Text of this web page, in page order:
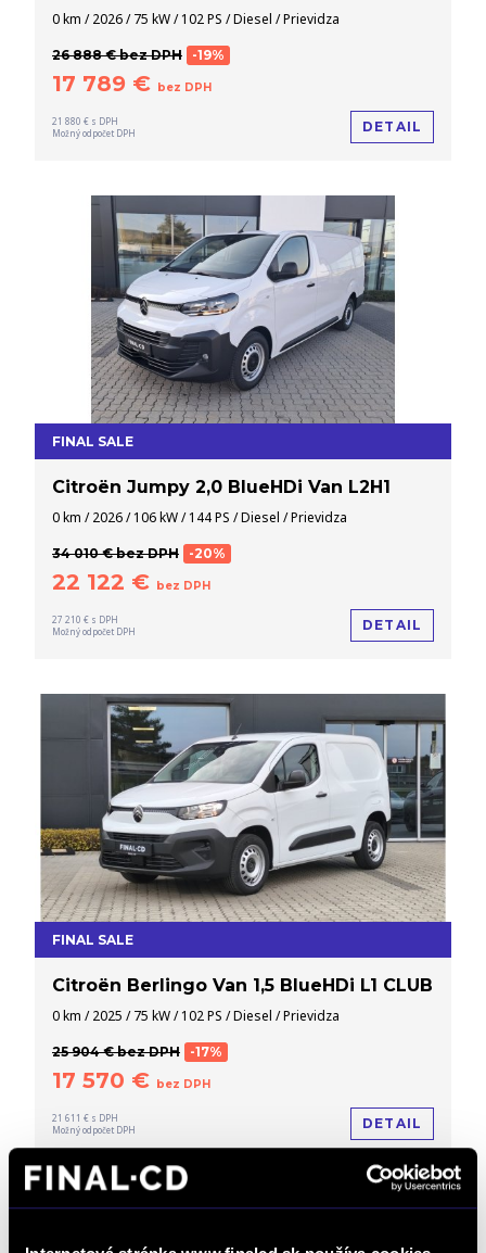
0 km / 2026 / 75 kW / 102 PS / Diesel / Prievidza
26 888 € bez DPH -19%
17 789 € bez DPH
21 880 € s DPH
Možný odpočet DPH
DETAIL
FINAL SALE
Citroën Jumpy 2,0 BlueHDi Van L2H1
0 km / 2026 / 106 kW / 144 PS / Diesel / Prievidza
34 010 € bez DPH -20%
22 122 € bez DPH
27 210 € s DPH
Možný odpočet DPH
DETAIL
FINAL SALE
Citroën Berlingo Van 1,5 BlueHDi L1 CLUB
0 km / 2025 / 75 kW / 102 PS / Diesel / Prievidza
25 904 € bez DPH -17%
17 570 € bez DPH
21 611 € s DPH
Možný odpočet DPH
DETAIL